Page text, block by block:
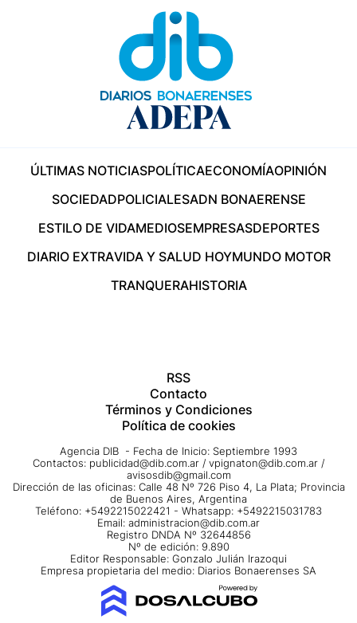
ÚLTIMAS NOTICIASPOLÍTICAECONOMÍAOPINIÓN
SOCIEDADPOLICIALESADN BONAERENSE
ESTILO DE VIDAMEDIOSEMPRESASDEPORTES
DIARIO EXTRAVIDA Y SALUD HOYMUNDO MOTOR
TRANQUERAHISTORIA
RSS
Contacto
Términos y Condiciones
Política de cookies
Agencia DIB - Fecha de Inicio: Septiembre 1993
Contactos: publicidad@dib.com.ar / vpignaton@dib.com.ar /
avisosdib@gmail.com
Dirección de las oficinas: Calle 48 Nº 726 Piso 4, La Plata; Provincia
de Buenos Aires, Argentina
Teléfono: +5492215022421 - Whatsapp: +5492215031783
Email: administracion@dib.com.ar
Registro DNDA Nº 32644856
Nº de edición: 9.890
Editor Responsable: Gonzalo Julián Irazoqui
Empresa propietaria del medio: Diarios Bonaerenses SA